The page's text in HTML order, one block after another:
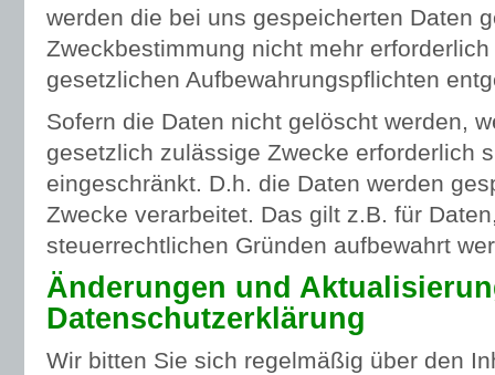
werden die bei uns gespeicherten Daten
Zweckbestimmung nicht mehr
gesetzlichen Aufbewahrungspflichten
Sofern die Daten nicht gelöscht werden,
gesetzlich zulässige Zwecke erforderlich
eingeschränkt. D.h. die Daten werden
Zwecke verarbeitet. Das gilt z.B. für
steuerrechtlichen Gründen aufbewahrt
Änderungen und
Datenschutzerklärung
Wir bitten Sie sich regelmäßig über den